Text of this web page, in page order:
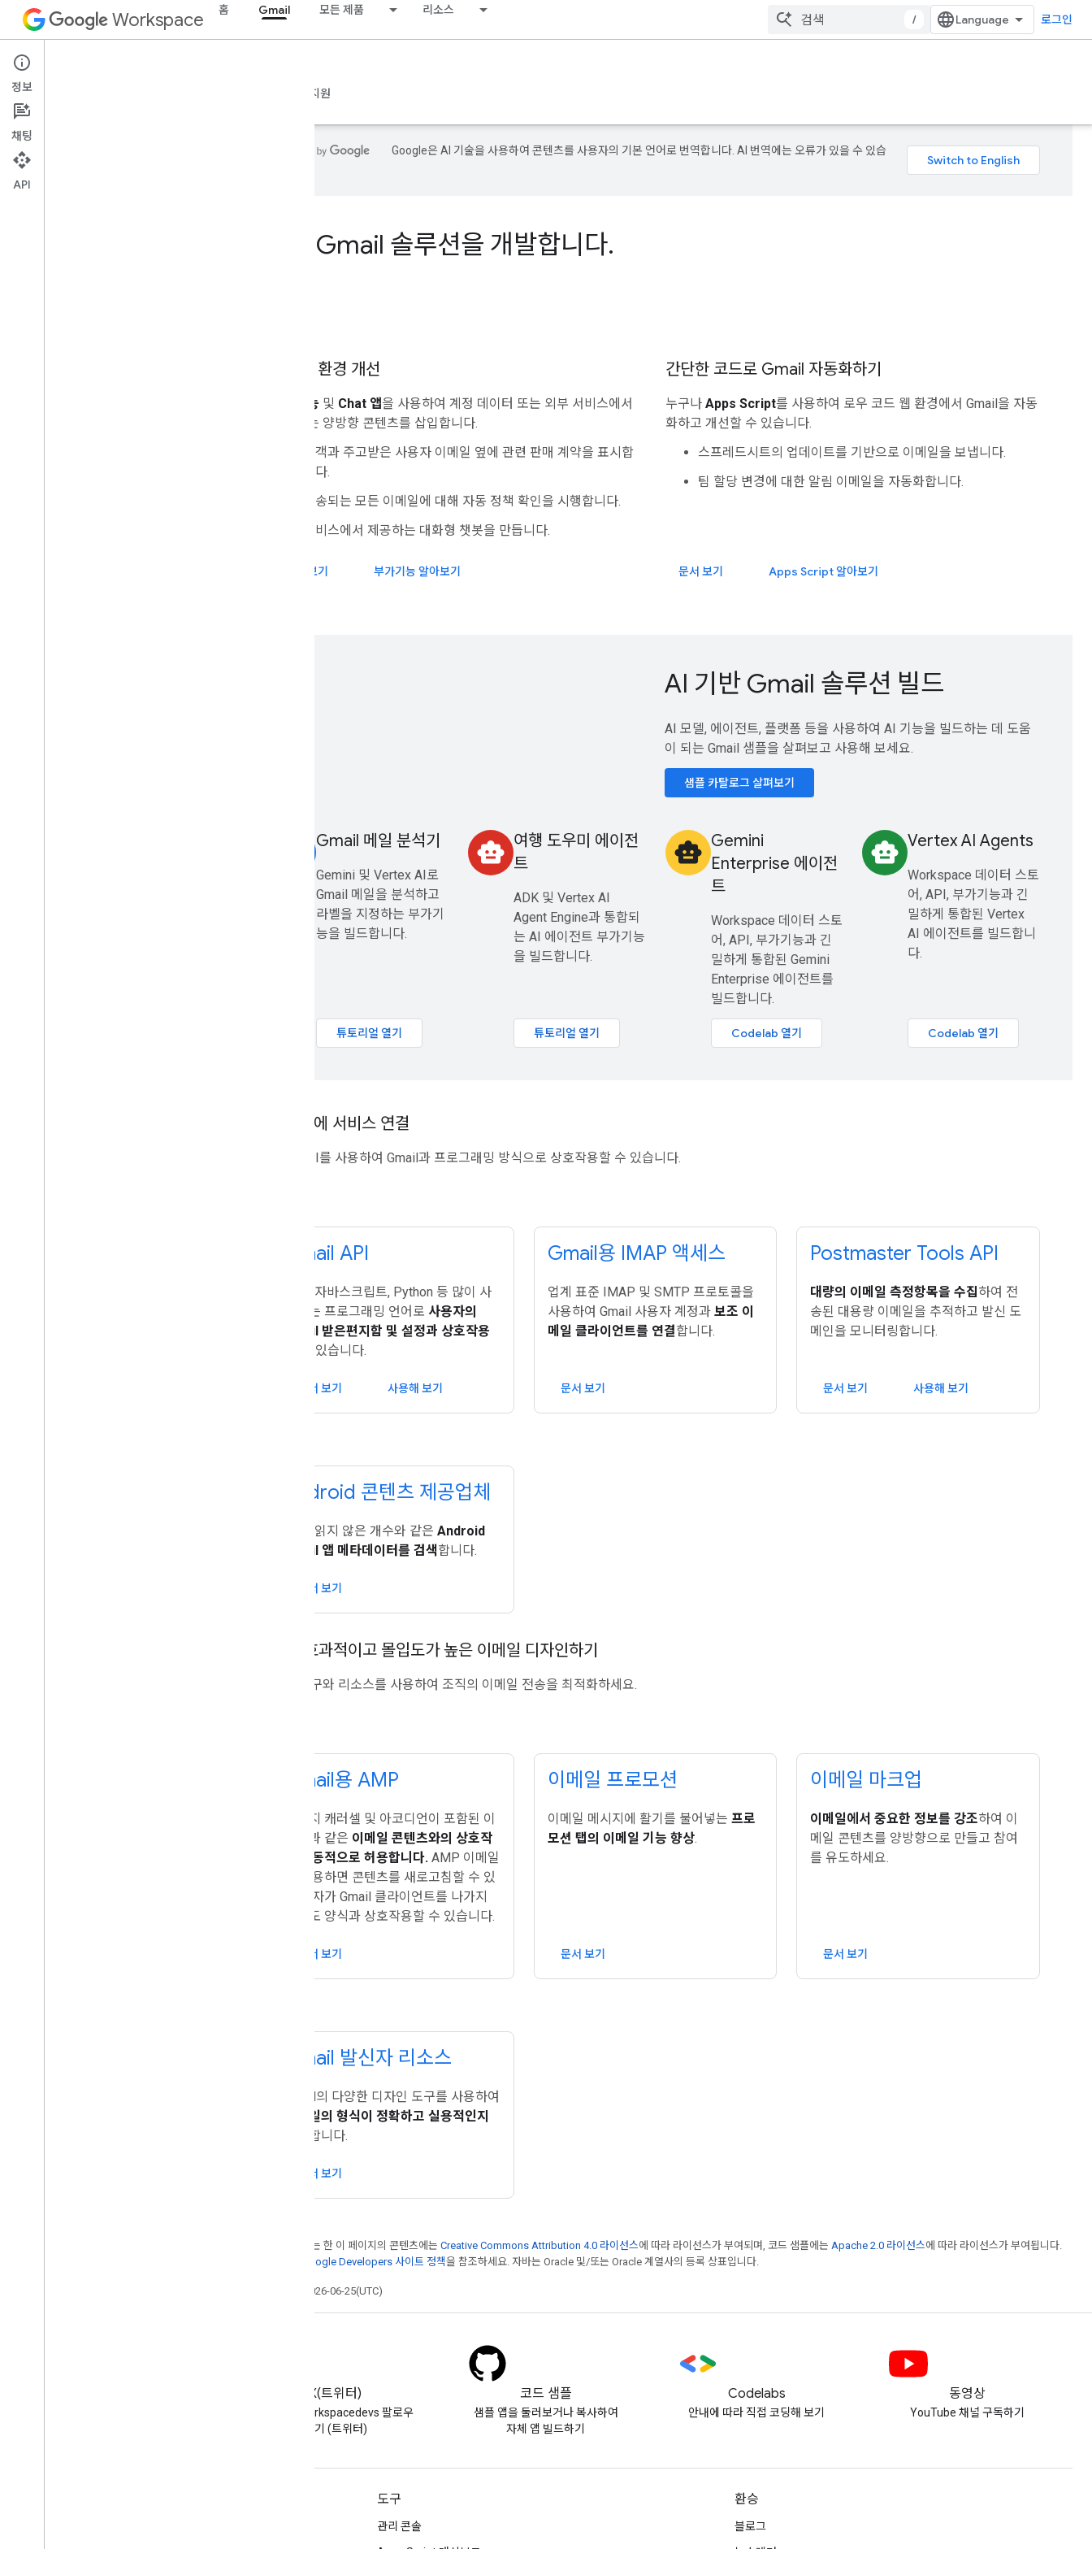
Workspace 홈 Gmail 모든 제품 리소스
/ 로그인
Gmail
개요 지원
Google은 AI 기술을 사용하여 콘텐츠를 사용자의 기본 언어로 번역합니다. AI 번역에는 오류가 있을 수 있습
Gmail 솔루션을 개발합니다.
Gmail 환경 개선
부가기능 및 Chat 앱을 사용하여 계정 데이터 또는 외부 서비스에서
제공하는 양방향 콘텐츠를 삽입합니다.
고객과 주고받은 사용자 이메일 옆에 관련 판매 계약을 표시합
니다.
전송되는 모든 이메일에 대해 자동 정책 확인을 시행합니다.
서비스에서 제공하는 대화형 챗봇을 만듭니다.
문서 보기 부가기능 알아보기
간단한 코드로 Gmail 자동화하기
누구나 Apps Script를 사용하여 로우 코드 웹 환경에서 Gmail을 자동
화하고 개선할 수 있습니다.
스프레드시트의 업데이트를 기반으로 이메일을 보냅니다.
팀 할당 변경에 대한 알림 이메일을 자동화합니다.
문서 보기 Apps Script 알아보기
AI 기반 Gmail 솔루션 빌드
AI 모델, 에이전트, 플랫폼 등을 사용하여 AI 기능을 빌드하는 데 도움
이 되는 Gmail 샘플을 살펴보고 사용해 보세요.
샘플 카탈로그 살펴보기
Gmail 메일 분석기
Gemini 및 Vertex AI로
Gmail 메일을 분석하고
라벨을 지정하는 부가기
능을 빌드합니다.
튜토리얼 열기
smart_toy 여행 도우미 에이전
트
ADK 및 Vertex AI
Agent Engine과 통합되
는 AI 에이전트 부가기능
을 빌드합니다.
튜토리얼 열기
smart_toy Gemini
Enterprise 에이전
트
Workspace 데이터 스토
어, API, 부가기능과 긴
밀하게 통합된 Gemini
Enterprise 에이전트를
빌드합니다.
Codelab 열기
smart_toy Vertex AI Agents
Workspace 데이터 스토
어, API, 부가기능과 긴
밀하게 통합된 Vertex
AI 에이전트를 빌드합니
다.
Codelab 열기
Gmail에 서비스 연결
아래 API를 사용하여 Gmail과 프로그래밍 방식으로 상호작용할 수 있습니다.
Gmail API
자바, 자바스크립트, Python 등 많이 사
용되는 프로그래밍 언어로 사용자의
Gmail 받은편지함 및 설정과 상호작용
할 수 있습니다.
문서 보기 사용해 보기
Gmail용 IMAP 액세스
업계 표준 IMAP 및 SMTP 프로토콜을
사용하여 Gmail 사용자 계정과 보조 이
메일 클라이언트를 연결합니다.
문서 보기
Postmaster Tools API
대량의 이메일 측정항목을 수집 하여 전
송된 대용량 이메일을 추적하고 발신 도
메인을 모니터링합니다.
문서 보기 사용해 보기
Android 콘텐츠 제공업체
이름, 읽지 않은 개수와 같은 Android
Gmail 앱 메타데이터를 검색합니다.
문서 보기
보다 효과적이고 몰입도가 높은 이메일 디자인하기
다음 도구와 리소스를 사용하여 조직의 이메일 전송을 최적화하세요.
Gmail용 AMP
이미지 캐러셀 및 아코디언이 포함된 이
메일과 같은 이메일 콘텐츠와의 상호작
용을 동적으로 허용합니다. AMP 이메일
을 사용하면 콘텐츠를 새로고침할 수 있
고 독자가 Gmail 클라이언트를 나가지
않고도 양식과 상호작용할 수 있습니다.
문서 보기
이메일 프로모션
이메일 메시지에 활기를 불어넣는 프로
모션 탭의 이메일 기능 향상.
문서 보기
이메일 마크업
이메일에서 중요한 정보를 강조하여 이
메일 콘텐츠를 양방향으로 만들고 참여
를 유도하세요.
문서 보기
Gmail 발신자 리소스
Gmail의 다양한 디자인 도구를 사용하여
이메일의 형식이 정확하고 실용적인지
합니다.
문서 보기
달리 명시되지 않는 한 이 페이지의 콘텐츠에는 Creative Commons Attribution 4.0 라이선스에 따라 라이선스가 부여되며, 코드 샘플에는 Apache 2.0 라이선스에 따라 라이선스가 부여됩니다.
Google Developers 사이트 정책을 참조하세요. 자바는 Oracle 및/또는 Oracle 계열사의 등록 상표입니다.
최종 업데이트: 2026-06-25(UTC)
X(트위터)
X에서 @workspacedevs 팔로우
하기 (트위터)
코드 샘플
샘플 앱을 둘러보거나 복사하여
자체 앱 빌드하기
Codelabs
안내에 따라 직접 코딩해 보기
동영상
YouTube 채널 구독하기
도구
관리 콘솔
환승
블로그
정보
채팅
API